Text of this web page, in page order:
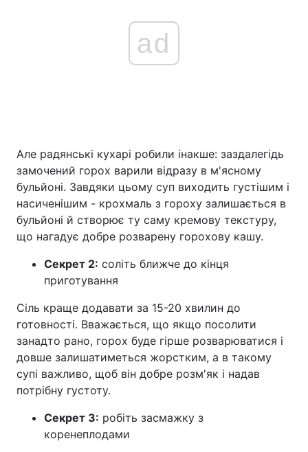
ad
Але радянські кухарі робили інакше: заздалегідь
замочений горох варили відразу в м'ясному
бульйоні. Завдяки цьому суп виходить густішим і
насиченішим - крохмаль з гороху залишається в
бульйоні й створює ту саму кремову текстуру,
що нагадує добре розварену горохову кашу.
Секрет 2: соліть ближче до кінця
приготування
Сіль краще додавати за 15-20 хвилин до
готовності. Вважається, що якщо посолити
занадто рано, горох буде гірше розварюватися і
довше залишатиметься жорстким, а в такому
супі важливо, щоб він добре розм'як і надав
потрібну густоту.
Секрет 3: робіть засмажку з
коренеплодами